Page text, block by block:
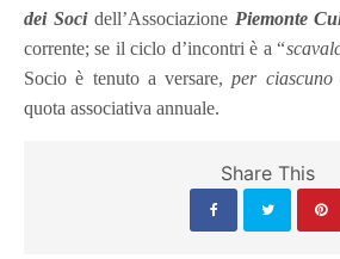
dei Soci dell’Associazione Piemonte
corrente; se il ciclo d’incontri è a “
Socio è tenuto a versare,per
quota associativa annuale.
Share This